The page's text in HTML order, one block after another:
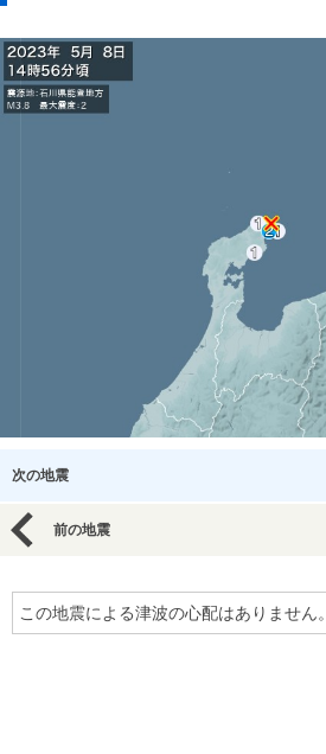
次の地震
前の地震
この地震による津波の心配はありません。